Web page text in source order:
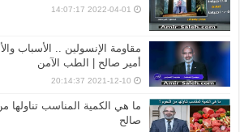
2022-04-01 14:07:17
مقاومة الإنسولين .. الأسباب
أمير صالح | الطب الآمن
2021-12-10 20:14:37
ما هي الكمية المناسب تناولها
صالح